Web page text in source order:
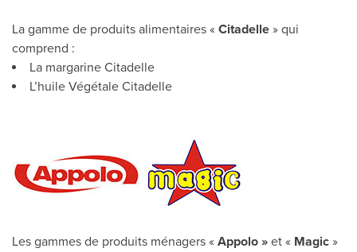
La gamme de produits alimentaires « Citadelle » qui
comprend :
La margarine Citadelle
L’huile Végétale Citadelle
Les gammes de produits ménagers « Appolo » et « Magic »